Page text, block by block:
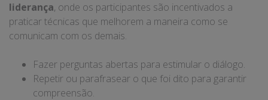
liderança, onde os participantes são incentivados a
praticar técnicas que melhorem a maneira como se
comunicam com os demais.
Fazer perguntas abertas para estimular o diálogo.
Repetir ou parafrasear o que foi dito para garantir
compreensão.